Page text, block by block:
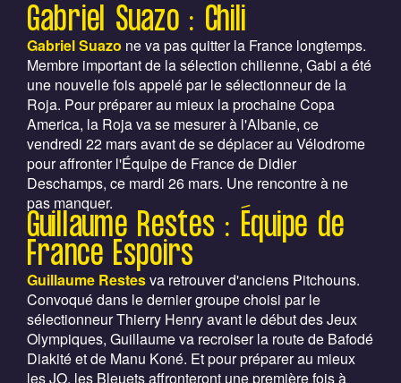
Gabriel Suazo : Chili
Gabriel Suazo ne va pas quitter la France longtemps.
Membre important de la sélection chilienne, Gabi a été
une nouvelle fois appelé par le sélectionneur de la
Roja. Pour préparer au mieux la prochaine Copa
America, la Roja va se mesurer à l'Albanie, ce
vendredi 22 mars avant de se déplacer au Vélodrome
pour affronter l'Équipe de France de Didier
Deschamps, ce mardi 26 mars. Une rencontre à ne
pas manquer.
Guillaume Restes : Équipe de
France Espoirs
Guillaume Restesva retrouver d'anciens Pitchouns.
Convoqué dans le dernier groupe choisi par le
sélectionneur Thierry Henry avant le début des Jeux
Olympiques, Guillaume va recroiser la route de Bafodé
Diakité et de Manu Koné. Et pour préparer au mieux
les JO, les Bleuets affronteront une première fois à